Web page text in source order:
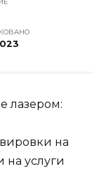
лазером:
на
на услуги